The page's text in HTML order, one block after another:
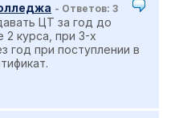
- Ответов: 3
ЦТ за год до
2 курса, при 3-х
год при поступлении в